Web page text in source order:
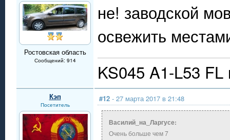
Ростовская область
Сообщений: 914
не! заводской
освежить
KS045 A1-L53
Кэп
Посетитель
#12 - 27 марта 2017 в 21:48
Василий_на_Ларгусе:
Очень больше чем 7